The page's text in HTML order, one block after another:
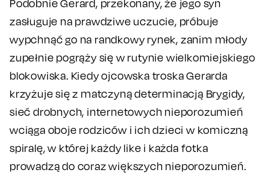
Podobnie Gerard, przekonany, że jego syn
zasługuje na prawdziwe uczucie, próbuje
wypchnąć go na randkowy rynek, zanim młody
zupełnie pogrąży się w rutynie wielkomiejskiego
blokowiska. Kiedy ojcowska troska Gerarda
krzyżuje się z matczyną determinacją Brygidy,
sieć drobnych, internetowych nieporozumień
wciąga oboje rodziców i ich dzieci w komiczną
spiralę, w której każdy like i każda fotka
prowadzą do coraz większych nieporozumień.